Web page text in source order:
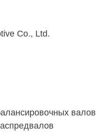
Co., Ltd.
валов